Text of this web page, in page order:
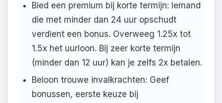
Bied een premium bij korte termijn: Iemand
die met minder dan 24 uur opschudt
verdient een bonus. Overweeg 1.25x tot
1.5x het uurloon. Bij zeer korte termijn
(minder dan 12 uur) kan je zelfs 2x betalen.
Beloon trouwe invalkrachten: Geef
bonussen, eerste keuze bij